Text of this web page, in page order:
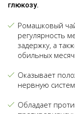
глюкозу.
Ромашковый
регулярность
задержку, а
обильных
Оказывает
нервную
Обладает